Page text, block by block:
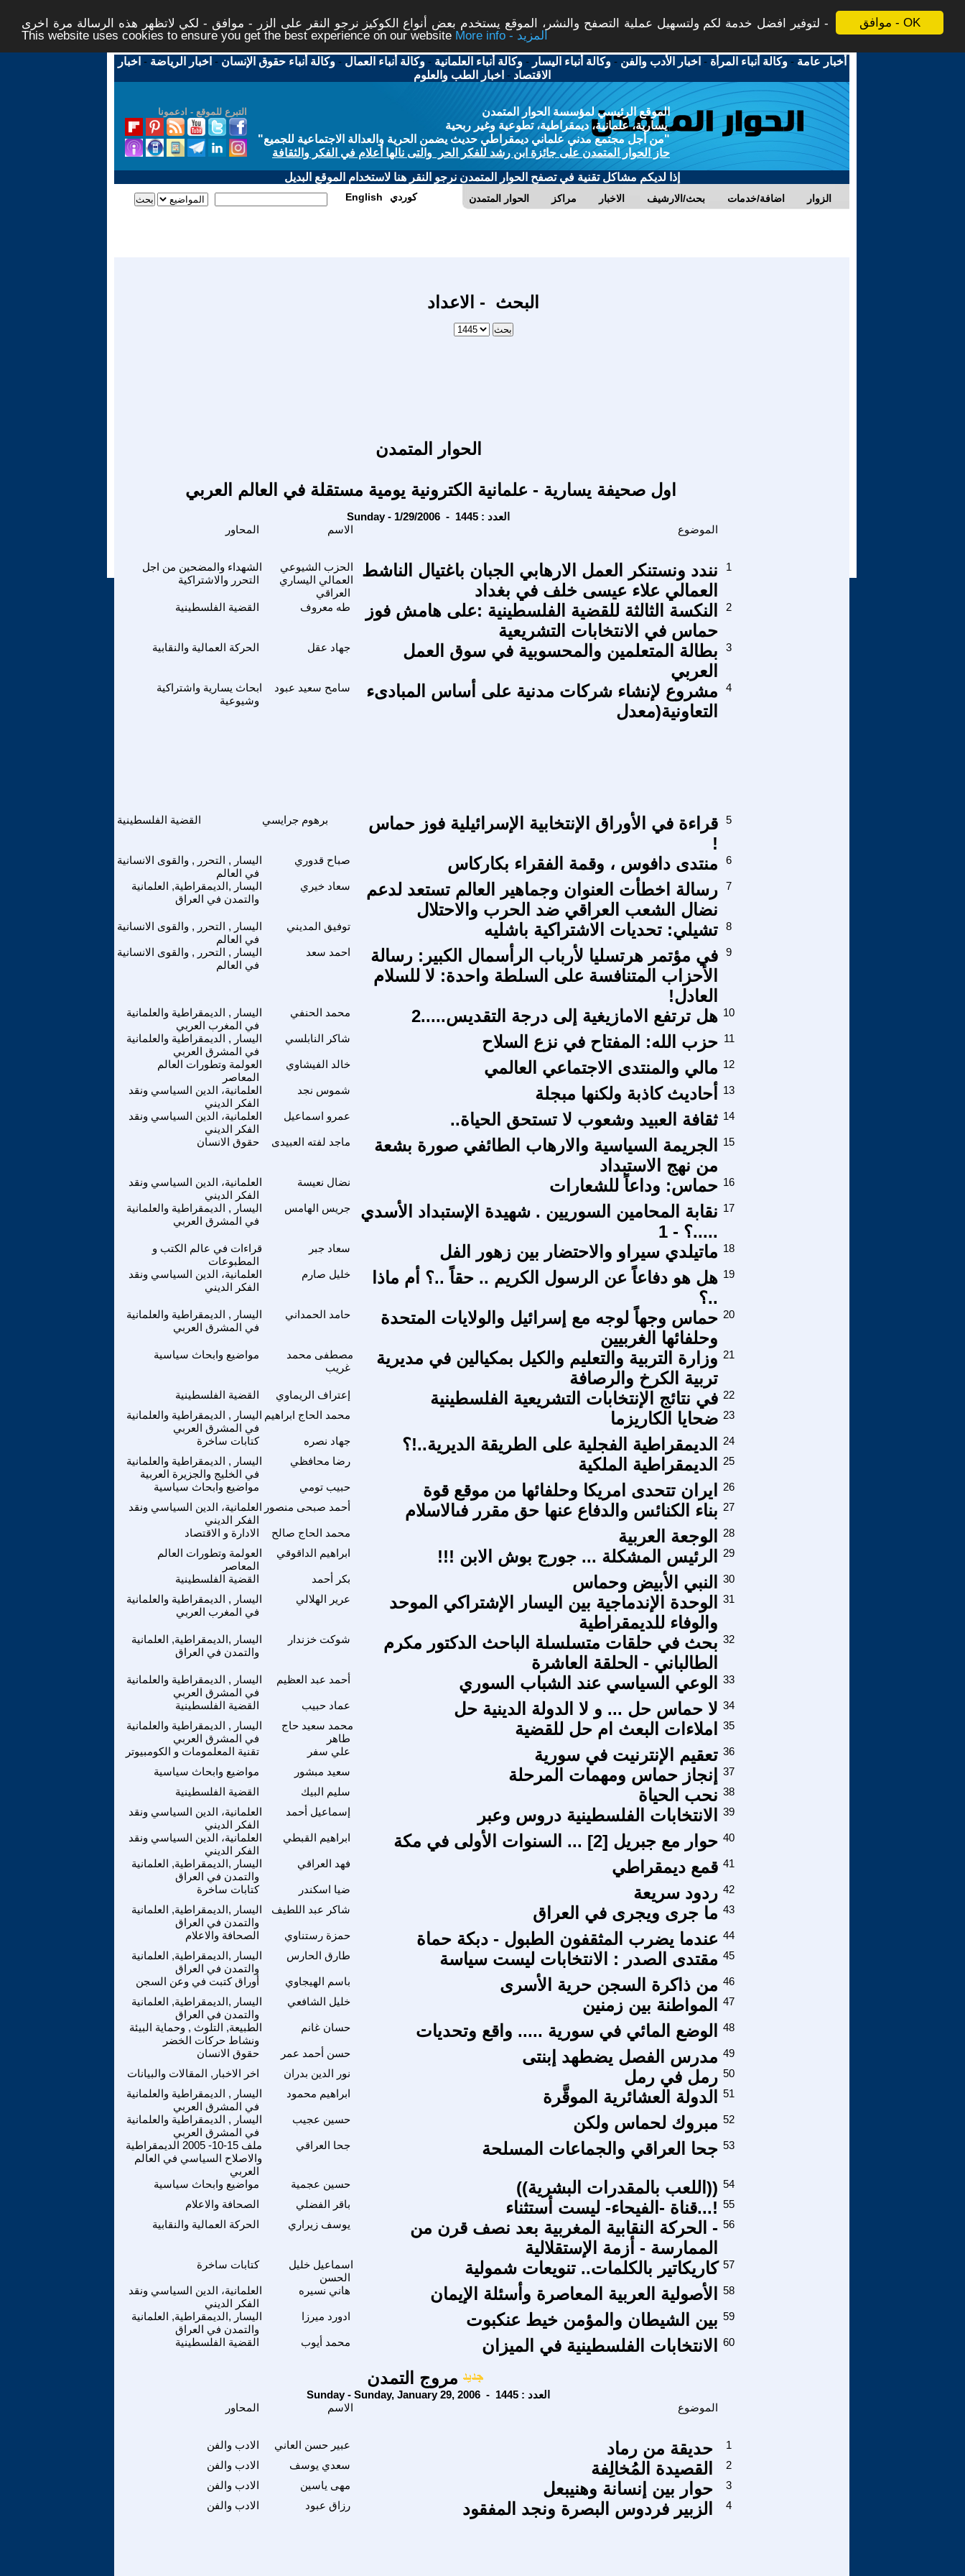
موافق - OK
لتوفير افضل خدمة لكم ولتسهيل عملية التصفح والنشر، الموقع يستخدم بعض أنواع الكوكيز نرجو النقر على الزر - موافق - لكي لاتظهر هذه الرسالة مرة اخرى -
This website uses cookies to ensure you get the best experience on our website
More info - المزيد
أخبار عامة -وكالة أنباء المرأة - اخبار الأدب والفن -وكالة أنباء اليسار -وكالة أنباء العلمانية -وكالة أنباء العمال -وكالة أنباء حقوق الإنسان - اخبار الرياضة - اخبار
الاقتصاد - اخبار الطب والعلوم
التبرع للموقع - ادعمونا
الموقع الرئيسي لمؤسسة الحوار المتمدن
يسارية، علمانية، ديمقراطية، تطوعية وغير ربحية
"من أجل مجتمع مدني علماني ديمقراطي حديث يضمن الحرية والعدالة الاجتماعية للجميع"
حاز الحوار المتمدن على جائزة ابن رشد للفكر الحر والتى نالها أعلام في الفكر والثقافة
إذا لديكم مشاكل تقنية في تصفح الحوار المتمدن نرجو النقر هنا لاستخدام الموقع البديل
الحوار المتمدن مراكز الاخبار بحث/الارشيف اضافة/خدمات الزوار English كوردي
البحث - الاعداد
الحوار المتمدن
اول صحيفة يسارية - علمانية الكترونية يومية مستقلة في العالم العربي
Sunday - 1/29/2006 - العدد : 1445
الاسم الموضوع
الشهداء والمضحين من اجل
التحرر والاشتراكية
الحزب الشيوعي
العمالي اليساري
العراقي
نندد ونستنكر العمل الارهابي الجبان باغتيال الناشط
العمالي علاء عيسى خلف في بغداد
1
القضية الفلسطينية طه معروف
النكسة الثالثة للقضية الفلسطينية :على هامش فوز
حماس في الانتخابات التشريعية
2
الحركة العمالية والنقابية جهاد عقل
بطالة المتعلمين والمحسوبية في سوق العمل
العربي
3
ابحاث يسارية واشتراكية
وشيوعية
سامح سعيد عبود
مشروع لإنشاء شركات مدنية على أساس المبادىء
التعاونية(معدل
4
القضية الفلسطينية برهوم جرايسي
قراءة في الأوراق الإنتخابية الإسرائيلية فوز حماس
!
5
اليسار , التحرر , والقوى الانسانية
في العالم
صباح قدوري منتدى دافوس ، وقمة الفقراء بكاركاس 6
اليسار ,الديمقراطية, العلمانية
والتمدن في العراق
سعاد خيري
رسالة اخطأت العنوان وجماهير العالم تستعد لدعم
نضال الشعب العراقي ضد الحرب والاحتلال
7
اليسار , التحرر , والقوى الانسانية
في العالم
توفيق المديني‏ تشيلي: تحديات الاشتراكية باشليه 8
اليسار , التحرر , والقوى الانسانية
في العالم
احمد سعد
في مؤتمر هرتسليا لأرباب الرأسمال الكبير: رسالة
الأحزاب المتنافسة على السلطة واحدة: لا للسلام
العادل!
9
اليسار , الديمقراطية والعلمانية
في المغرب العربي
محمد الحنفي هل ترتفع الامازيغية إلى درجة التقديس.....2 10
اليسار , الديمقراطية والعلمانية
في المشرق العربي
شاكر النابلسي حزب الله: المفتاح في نزع السلاح 11
العولمة وتطورات العالم
المعاصر
خالد الفيشاوي مالي والمنتدى الاجتماعي العالمي 12
العلمانية، الدين السياسي ونقد
الفكر الديني
شموس نجد أحاديث كاذبة ولكنها مبجلة 13
العلمانية، الدين السياسي ونقد
الفكر الديني
عمرو اسماعيل ثقافة العبيد وشعوب لا تستحق الحياة.. 14
حقوق الانسان ماجد لفته العبيدى
الجريمة السياسية والارهاب الطائفي صورة بشعة
من نهج الاستبداد
15
العلمانية، الدين السياسي ونقد
الفكر الديني
نضال نعيسة حماس: وداعاً للشعارات 16
اليسار , الديمقراطية والعلمانية
في المشرق العربي
جريس الهامس
نقابة المحامين السوريين . شهيدة الإستبداد الأسدي
.....؟ - 1
17
قراءات في عالم الكتب و
المطبوعات
سعاد جبر ماتيلدي سيراو والاحتضار بين زهور الفل 18
العلمانية، الدين السياسي ونقد
الفكر الديني
خليل صارم
هل هو دفاعاً عن الرسول الكريم .. حقاً ..؟ أم ماذا
..؟
19
اليسار , الديمقراطية والعلمانية
في المشرق العربي
حامد الحمداني
حماس وجهاً لوجه مع إسرائيل والولايات المتحدة
وحلفائها الغربيين
20
مواضيع وابحاث سياسية
مصطفى محمد
غريب
وزارة التربية والتعليم والكيل بمكيالين في مديرية
تربية الكرخ والرصافة
21
القضية الفلسطينية إعتراف الريماوي في نتائج الإنتخابات التشريعية الفلسطينية 22
اليسار , الديمقراطية والعلمانية
في المشرق العربي
محمد الحاج ابراهيم ضحايا الكاريزما 23
كتابات ساخرة جهاد نصره الديمقراطية الفجلية على الطريقة الديرية..!؟
24
اليسار , الديمقراطية والعلمانية
في الخليج والجزيرة العربية
رضا محافظي الديمقراطية الملكية 25
مواضيع وابحاث سياسية حبيب تومي ايران تتحدى امريكا وحلفائها من موقع قوة
26
العلمانية، الدين السياسي ونقد
الفكر الديني
أحمد صبحى منصور بناء الكنائس والدفاع عنها حق مقرر فىالاسلام 27
الادارة و الاقتصاد محمد الحاج صالح الوجعة العربية
28
العولمة وتطورات العالم
المعاصر
ابراهيم الداقوقي الرئيس المشكلة ... جورج بوش الابن !!! 29
القضية الفلسطينية بكر أحمد النبي الأبيض وحماس
30
اليسار , الديمقراطية والعلمانية
في المغرب العربي
عرير الهلالي
الوحدة الإندماجية بين اليسار الإشتراكي الموحد
والوفاء للديمقراطية
31
اليسار ,الديمقراطية, العلمانية
والتمدن في العراق
شوكت خزندار
بحث في حلقات متسلسلة الباحث الدكتور مكرم
الطالباني - الحلقة العاشرة
32
اليسار , الديمقراطية والعلمانية
في المشرق العربي
أحمد عبد العظيم الوعي السياسي عند الشباب السوري 33
القضية الفلسطينية عماد حبيب لا حماس حل ... و لا الدولة الدينية حل 34
اليسار , الديمقراطية والعلمانية
في المشرق العربي
محمد سعيد حاج
طاهر
املاءات البعث ام حل للقضية 35
تقنية المعلمومات و الكومبيوتر علي سفر تعقيم الإنترنيت في سورية 36
مواضيع وابحاث سياسية
سعيد مبشور إنجاز حماس ومهمات المرحلة
37
القضية الفلسطينية
سليم البيك نحب الحياة 38
العلمانية، الدين السياسي ونقد
الفكر الديني
إسماعيل أحمد الانتخابات الفلسطينية دروس وعبر 39
العلمانية، الدين السياسي ونقد
الفكر الديني
ابراهيم القبطي حوار مع جبريل [2] ... السنوات الأولى في مكة 40
اليسار ,الديمقراطية, العلمانية
والتمدن في العراق
فهد العراقي قمع ديمقراطي 41
كتابات ساخرة ضيا اسكندر ردود سريعة 42
اليسار ,الديمقراطية, العلمانية
والتمدن في العراق
شاكر عبد اللطيف ما جرى ويجرى في العراق 43
الصحافة والاعلام حمزة رستناوي عندما يضرب المثقفون الطبول - دبكة حماة 44
اليسار ,الديمقراطية, العلمانية
والتمدن في العراق
طارق الحارس مقتدى الصدر : الانتخابات ليست سياسة 45
أوراق كتبت في وعن السجن باسم الهيجاوي من ذاكرة السجن حرية الأسرى 46
اليسار ,الديمقراطية, العلمانية
والتمدن في العراق
خليل الشافعي المواطنة بين زمنين 47
الطبيعة, التلوث , وحماية البيئة
ونشاط حركات الخضر
حسان غانم الوضع المائي في سورية ..... واقع وتحديات 48
حقوق الانسان حسن أحمد عمر مدرس الفصل يضطهد إبنتى 49
اخر الاخبار, المقالات والبيانات
نور الدين بدران رمل في رمل 50
اليسار , الديمقراطية والعلمانية
في المشرق العربي
ابراهيم محمود الدولة العشائرية الموقَّرة 51
اليسار , الديمقراطية والعلمانية
في المشرق العربي
حسين عجيب مبروك لحماس ولكن 52
ملف 15-10- 2005 الديمقراطية
والاصلاح السياسي في العالم
العربي
جحا العراقي جحا العراقي والجماعات المسلحة 53
مواضيع وابحاث سياسية حسين عجمية ((اللعب بالمقدرات البشرية)) 54
الصحافة والاعلام
باقر الفضلي !...قناة -الفيحاء- ليست أستثناء 55
الحركة العمالية والنقابية
يوسف زيراري
- الحركة النقابية المغربية بعد نصف قرن من
الممارسة - أزمة الإستقلالية
56
كتابات ساخرة
اسماعيل خليل
الحسن
كاريكاتير بالكلمات.. تنويعات شمولية 57
العلمانية، الدين السياسي ونقد
الفكر الديني
هاني نسيره الأصولية العربية المعاصرة وأسئلة الإيمان 58
اليسار ,الديمقراطية, العلمانية
والتمدن في العراق
ادورد ميرزا بين الشيطان والمؤمن خيط عنكبوت 59
القضية الفلسطينية محمد أيوب الانتخابات الفلسطينية في الميزان 60
مروج التمدن
Sunday - Sunday, January 29, 2006 - العدد : 1445
الاسم الموضوع
الادب والفن عبير حسن العاني حديقة من رماد
1
الادب والفن
سعدي يوسف القصيدة المُخالِفة
2
الادب والفن
مهى ياسين حوار بين إنسانة وهنيبعل
3
الادب والفن
رزاق عبود الزبير فردوس البصرة ونجد المفقود 4